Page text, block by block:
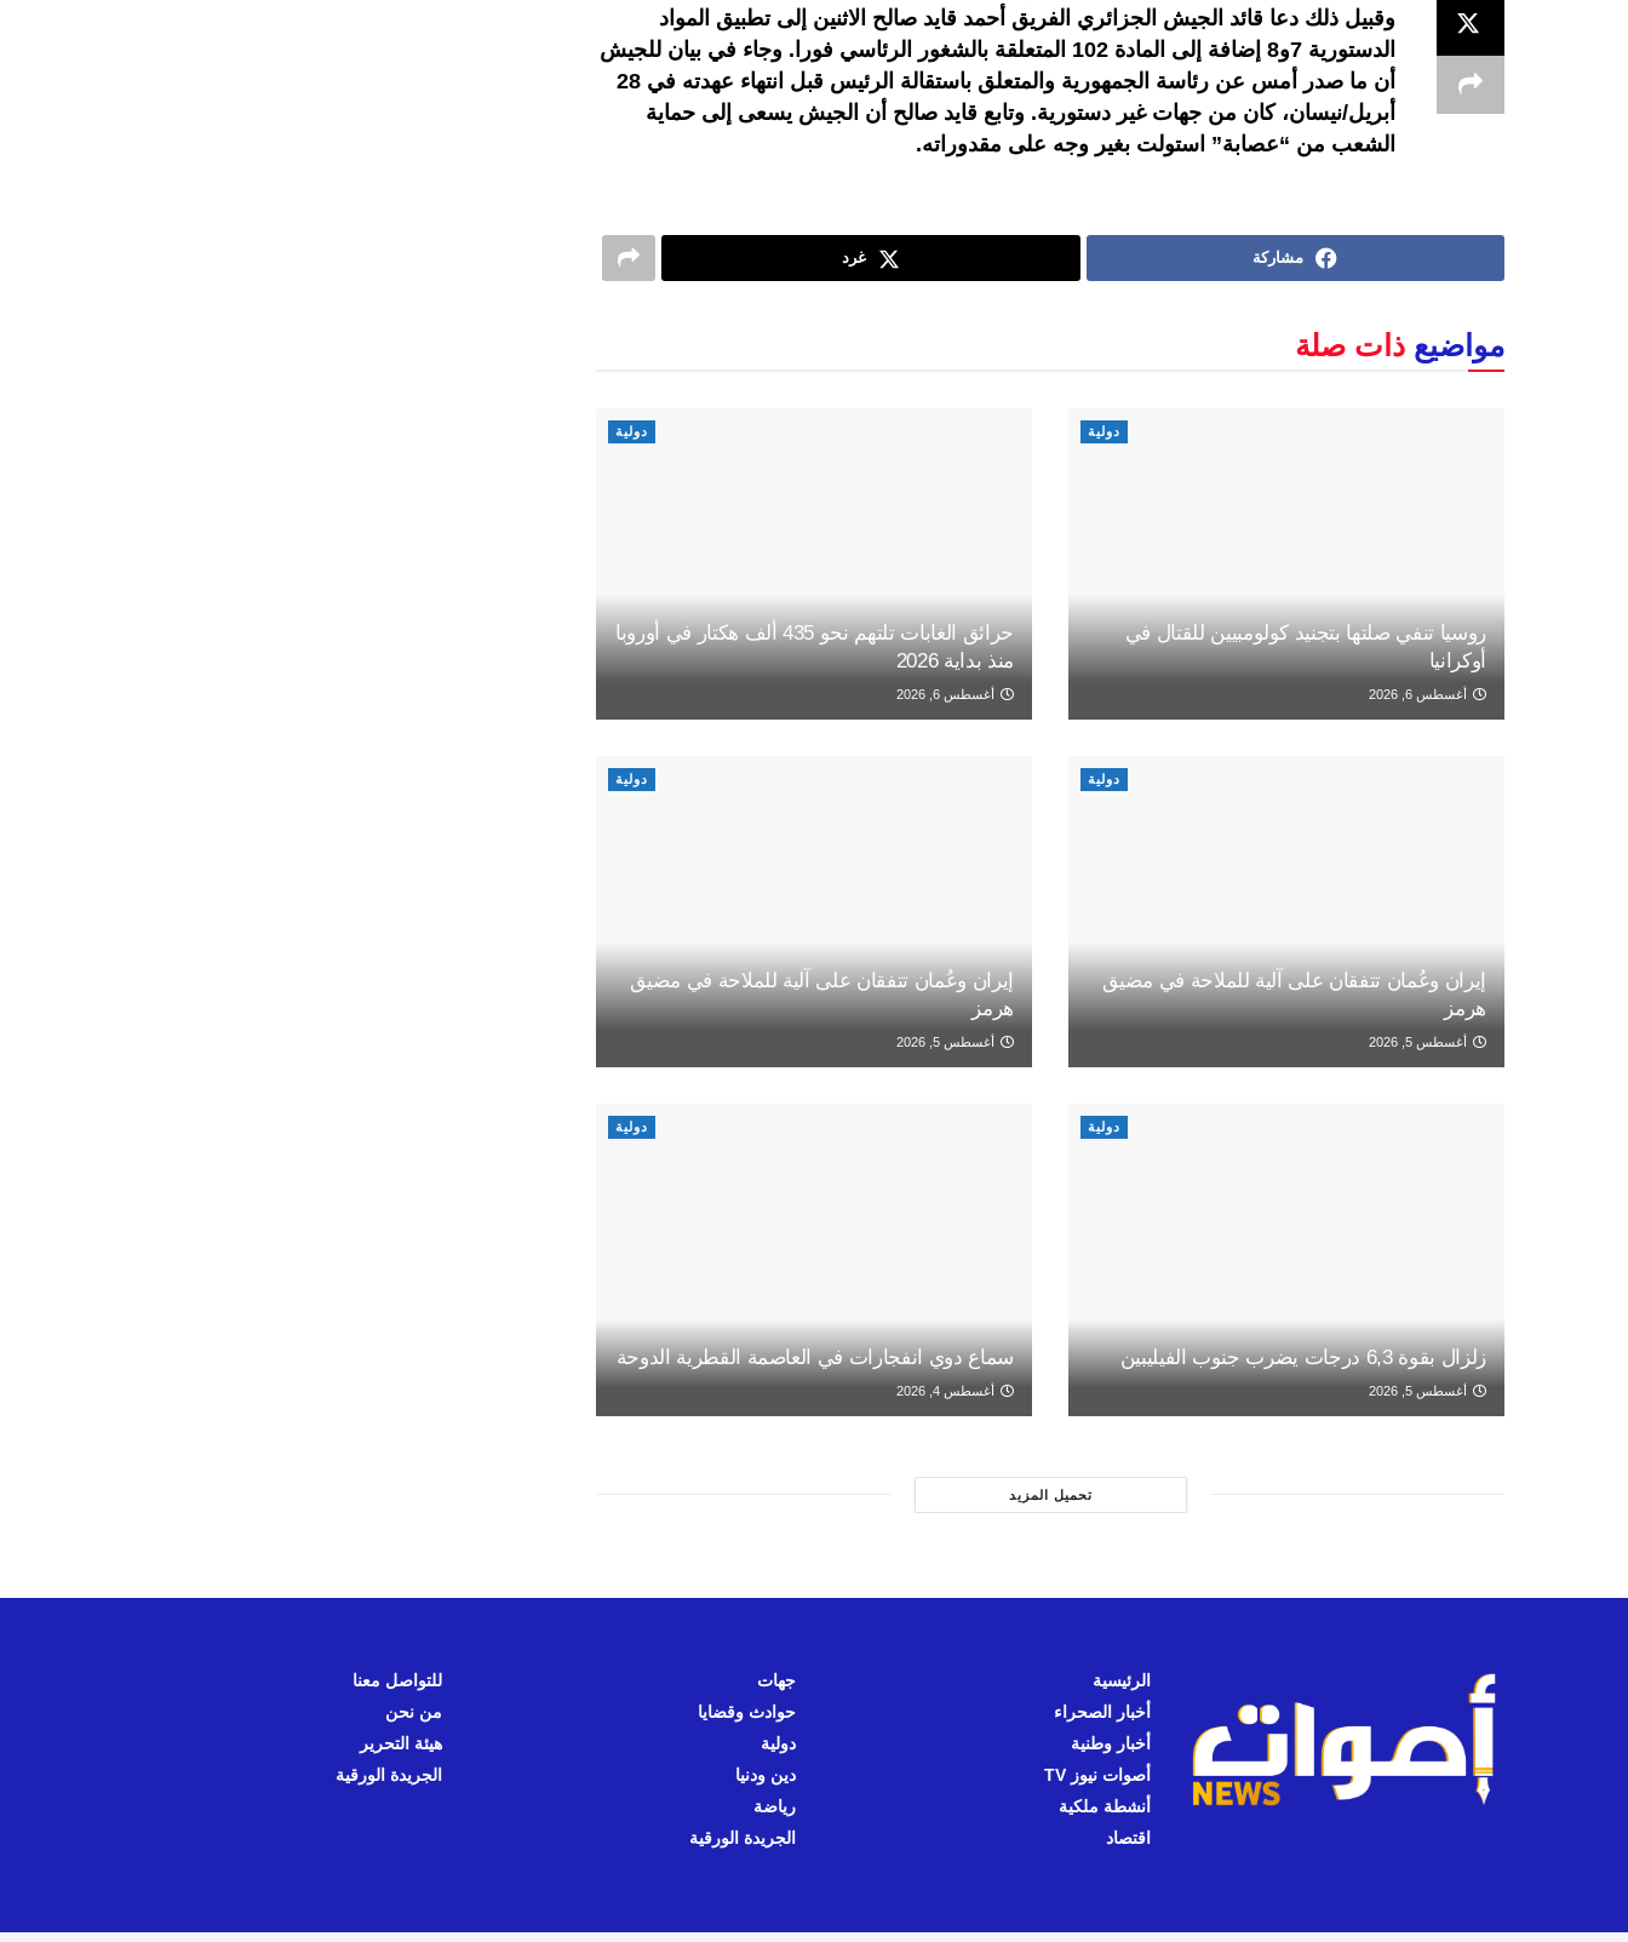
وقبيل ذلك دعا قائد الجيش الجزائري الفريق أحمد قايد صالح الاثنين إلى تطبيق المواد
الدستورية 7و8 إضافة إلى المادة 102 المتعلقة بالشغور الرئاسي فورا. وجاء في بيان للجيش
أن ما صدر أمس عن رئاسة الجمهورية والمتعلق باستقالة الرئيس قبل انتهاء عهدته في 28
أبريل/نيسان، كان من جهات غير دستورية. وتابع قايد صالح أن الجيش يسعى إلى حماية
الشعب من “عصابة” استولت بغير وجه على مقدوراته.
مشاركة غرد
مواضيع ذات صلة
دولية
روسيا تنفي صلتها بتجنيد كولومبيين للقتال في
أوكرانيا
أغسطس 6, 2026
دولية
حرائق الغابات تلتهم نحو 435 ألف هكتار في أوروبا
منذ بداية 2026
أغسطس 6, 2026
دولية
إيران وعُمان تتفقان على آلية للملاحة في مضيق
هرمز
أغسطس 5, 2026
دولية
إيران وعُمان تتفقان على آلية للملاحة في مضيق
هرمز
أغسطس 5, 2026
دولية
زلزال بقوة 6,3 درجات يضرب جنوب الفيليبين
أغسطس 5, 2026
دولية
سماع دوي انفجارات في العاصمة القطرية الدوحة
أغسطس 4, 2026
تحميل المزيد
الرئيسية
أخبار الصحراء
أخبار وطنية
أصوات نيوز TV
أنشطة ملكية
اقتصاد
جهات
حوادث وقضايا
دولية
دين ودنيا
رياضة
الجريدة الورقية
للتواصل معنا
من نحن
هيئة التحرير
الجريدة الورقية